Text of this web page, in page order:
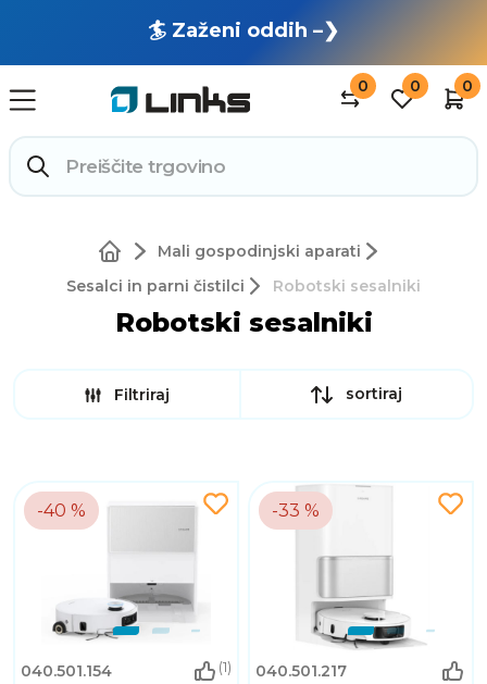
🏄 Zaženi oddih –❯
0 0 0
Mali gospodinjski aparati
Sesalci in parni čistilci
Robotski sesalniki
Robotski sesalniki
Filtriraj sortiraj
-40 %
040.501.154 (1)
-33 %
040.501.217